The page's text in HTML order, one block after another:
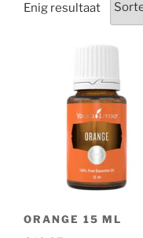
Enig resultaat
ORANGE 15 ML